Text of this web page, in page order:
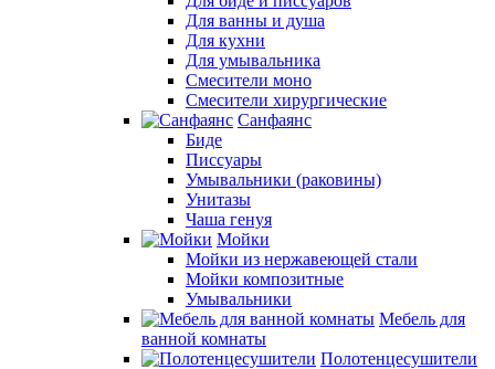
Для ванны и душа
Для кухни
Для умывальника
Смесители моно
Смесители хирургические
Санфаянс
Биде
Писсуары
Умывальники (раковины)
Унитазы
Чаша генуя
Мойки
Мойки из нержавеющей стали
Мойки композитные
Умывальники
Мебель для
ванной комнаты
Полотенцесушители